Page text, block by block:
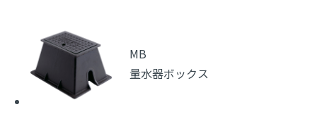
MB
量水器ボックス